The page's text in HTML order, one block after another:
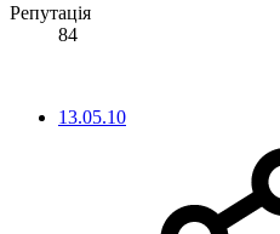
Репутація
84
13.05.10